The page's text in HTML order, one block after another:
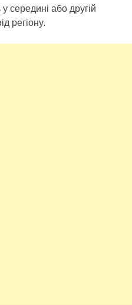
середині або другій
регіону.